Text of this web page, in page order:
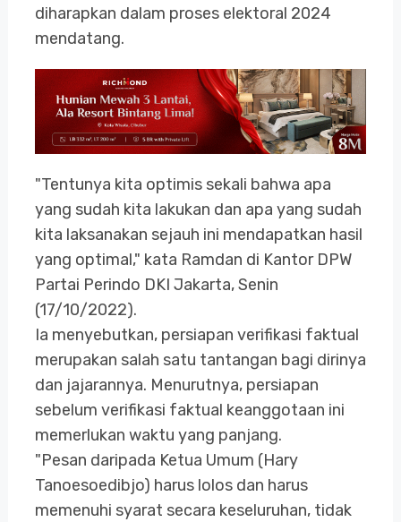
diharapkan dalam proses elektoral 2024
mendatang.
"Tentunya kita optimis sekali bahwa apa
yang sudah kita lakukan dan apa yang sudah
kita laksanakan sejauh ini mendapatkan hasil
yang optimal," kata Ramdan di Kantor DPW
Partai Perindo DKI Jakarta, Senin
(17/10/2022).
Ia menyebutkan, persiapan verifikasi faktual
merupakan salah satu tantangan bagi dirinya
dan jajarannya. Menurutnya, persiapan
sebelum verifikasi faktual keanggotaan ini
memerlukan waktu yang panjang.
"Pesan daripada Ketua Umum (Hary
Tanoesoedibjo) harus lolos dan harus
memenuhi syarat secara keseluruhan, tidak